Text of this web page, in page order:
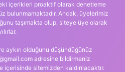
içerikleri proaktif olarak denetleme
bulunmamaktadır. Ancak, üyelerimiz
taşımakta olup, siteye üye olarak
aykırı olduğunu düşündüğünüz
adresine bildirmeniz
sitemizden kaldırılacaktır.